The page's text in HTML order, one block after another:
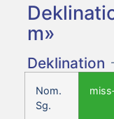
m»
Deklination
Nom.
Sg.